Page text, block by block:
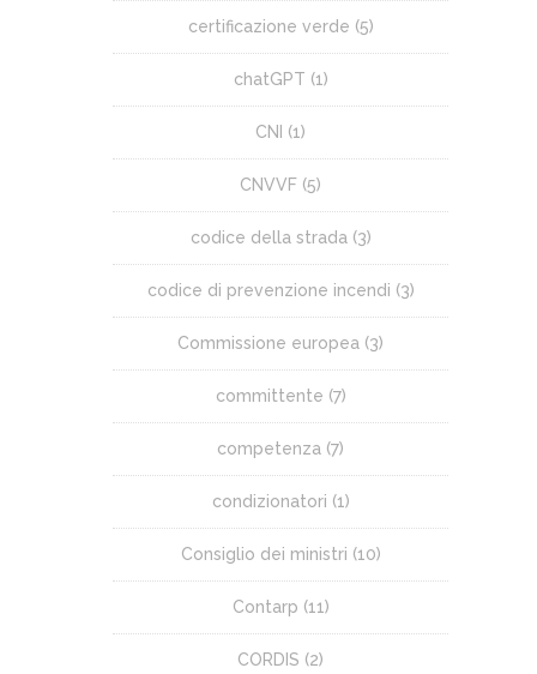
certificazione verde (5)
chatGPT (1)
CNI (1)
CNVVF (5)
codice della strada (3)
codice di prevenzione incendi (3)
Commissione europea (3)
committente (7)
competenza (7)
condizionatori (1)
Consiglio dei ministri (10)
Contarp (11)
CORDIS (2)